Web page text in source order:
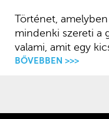
Történet,
mindenki szereti a
valami, amit egy
BŐVEBBEN >>>